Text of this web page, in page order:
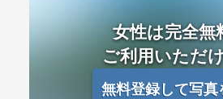
女性は完全無
ご利用いただ
無料登録して写真